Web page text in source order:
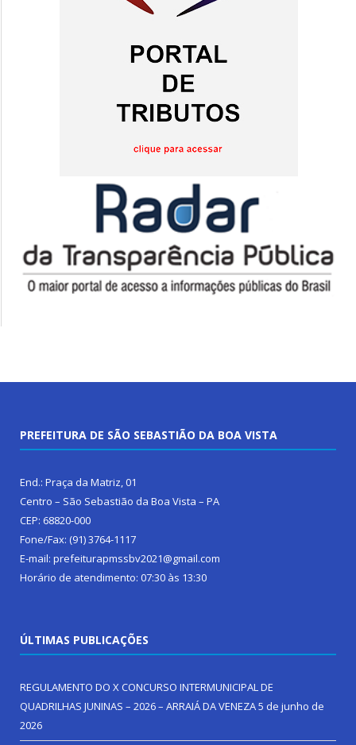
PREFEITURA DE SÃO SEBASTIÃO DA BOA VISTA
End.: Praça da Matriz, 01
Centro – São Sebastião da Boa Vista – PA
CEP: 68820-000
Fone/Fax: (91) 3764-1117
E-mail: prefeiturapmssbv2021@gmail.com
Horário de atendimento: 07:30 às 13:30
ÚLTIMAS PUBLICAÇÕES
REGULAMENTO DO X CONCURSO INTERMUNICIPAL DE
QUADRILHAS JUNINAS – 2026 – ARRAIÁ DA VENEZA5 de junho de
2026